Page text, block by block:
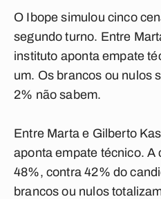
O Ibope simulou cinco
segundo turno. Entre
instituto aponta empate
um. Os brancos ou nulos
2% não sabem.
Entre Marta e Gilberto
aponta empate técnico. A
48%, contra 42% do
brancos ou nulos